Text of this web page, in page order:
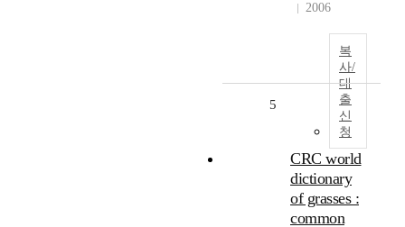
2006
복
사/
대
출
신
청
5
CRC world
dictionary
of grasses :
common